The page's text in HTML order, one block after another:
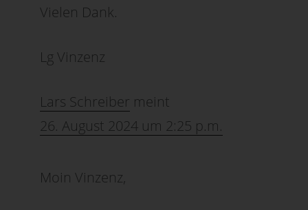
Vielen Dank.
Lg Vinzenz
Lars Schreiber meint
26. August 2024 um 2:25 p.m.
Moin Vinzenz,